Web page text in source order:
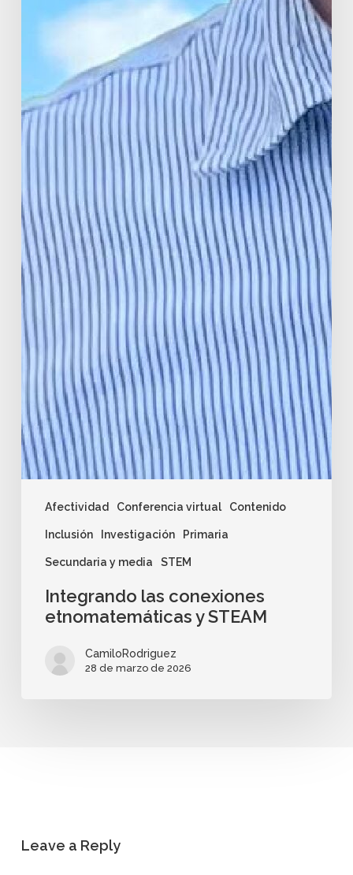
Afectividad Conferencia virtual Contenido
Inclusión Investigación Primaria
Secundaria y media STEM
Integrando las conexiones
etnomatemáticas y STEAM
CamiloRodriguez
28 de marzo de 2026
Leave a Reply